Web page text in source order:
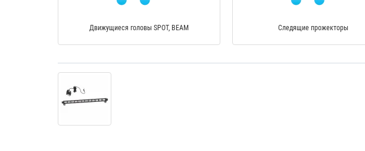
Движущиеся головы SPOT, BEAM Следящие прожекторы